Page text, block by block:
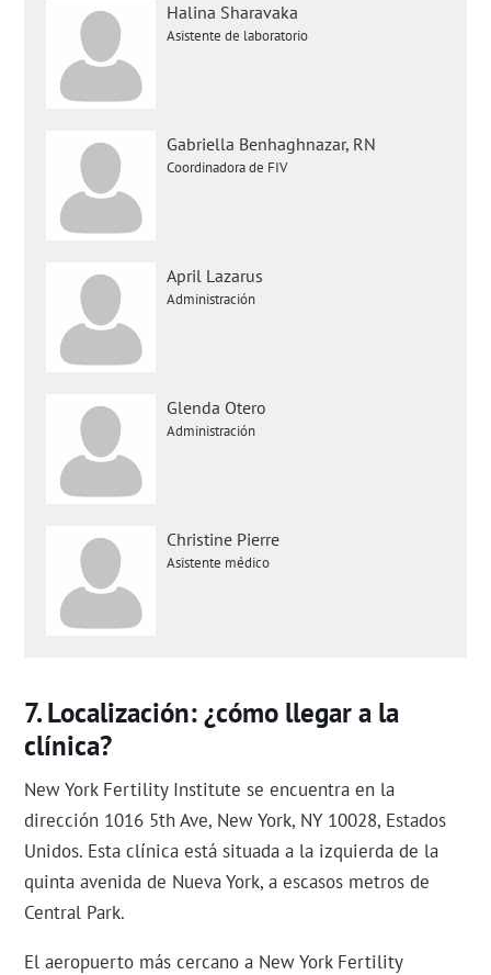
Halina Sharavaka
Asistente de laboratorio
Gabriella Benhaghnazar, RN
Coordinadora de FIV
April Lazarus
Administración
Glenda Otero
Administración
Christine Pierre
Asistente médico
Localización: ¿cómo llegar a la
clínica?
New York Fertility Institute se encuentra en la
dirección 1016 5th Ave, New York, NY 10028, Estados
Unidos. Esta clínica está situada a la izquierda de la
quinta avenida de Nueva York, a escasos metros de
Central Park.
El aeropuerto más cercano a New York Fertility